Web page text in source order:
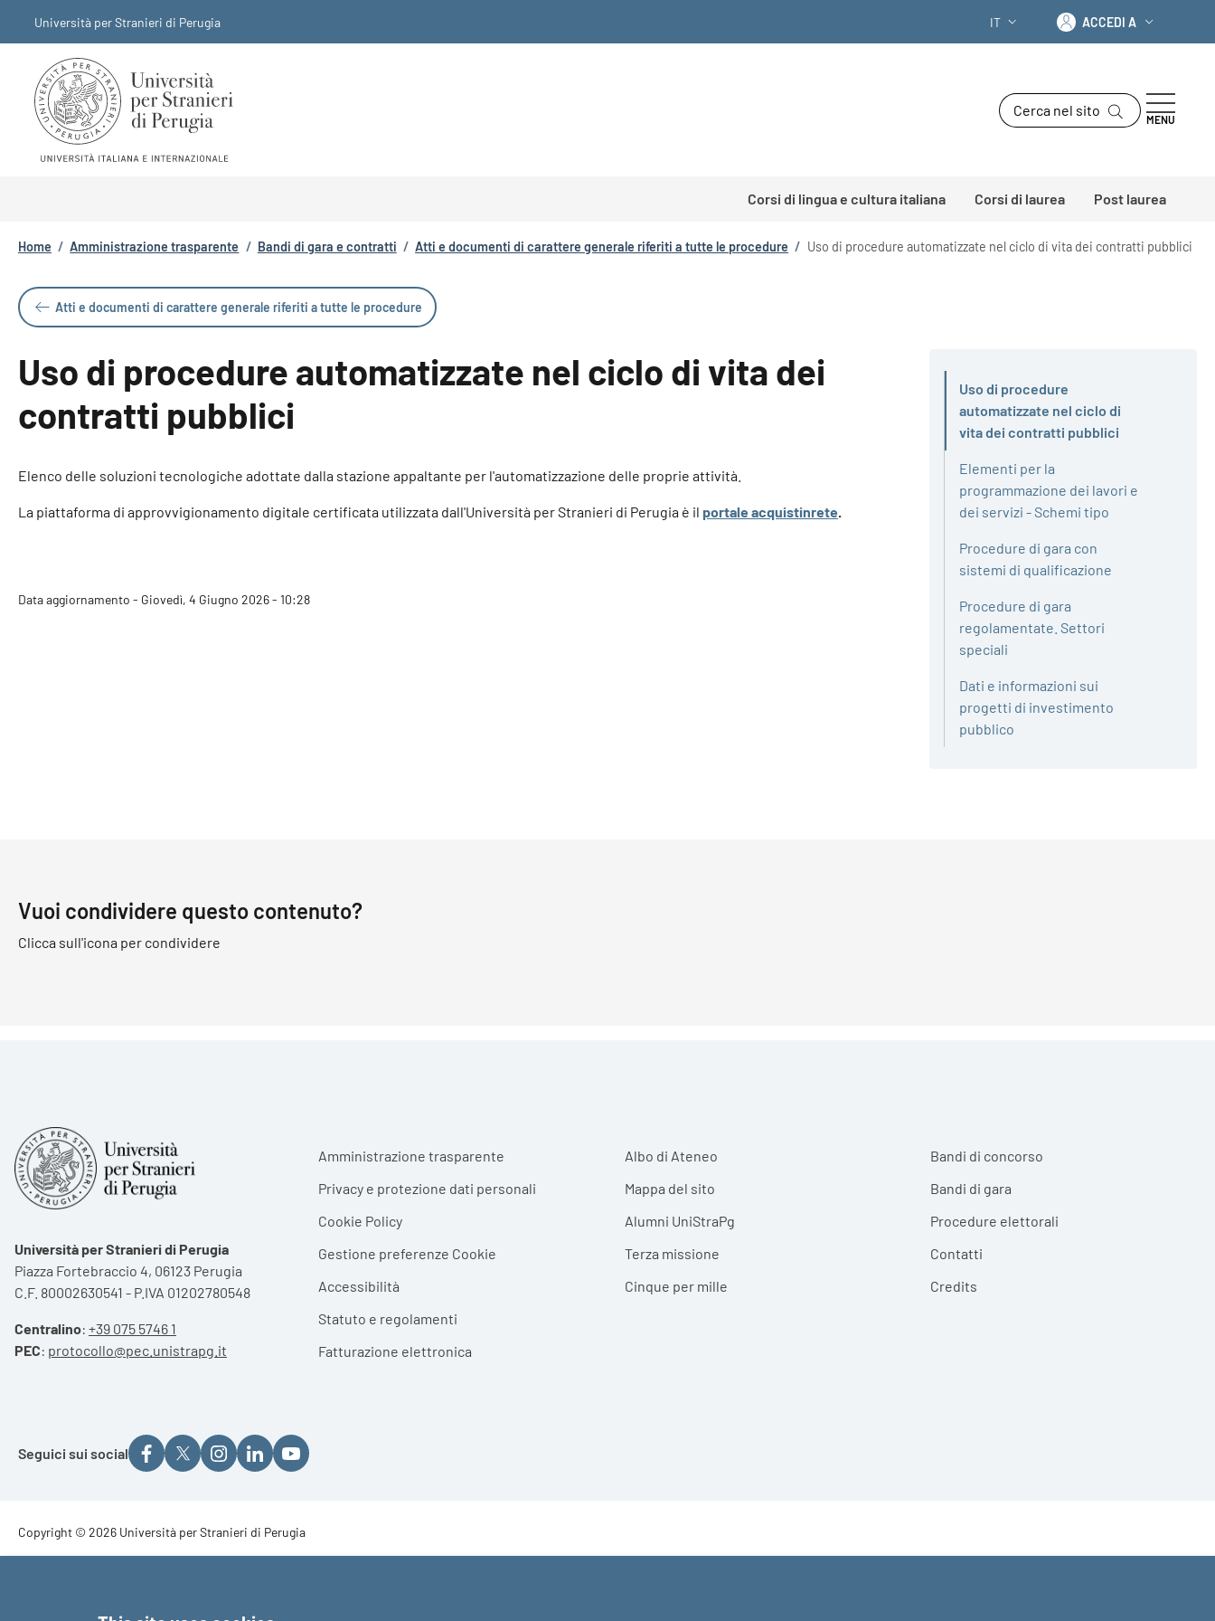
Università per Stranieri di Perugia
SELETTORE LINGUA: CURRENT
IT Accedi a
ACCEDI A
Cerca nel sito
MENU
Corsi di lingua e cultura italiana Corsi di laurea Post laurea
Briciole di pane
Home / Amministrazione trasparente / Bandi di gara e contratti / Atti e documenti di carattere generale riferiti a tutte le procedure / Uso di procedure automatizzate nel ciclo di vita dei contratti pubblici
Atti e documenti di carattere generale riferiti a tutte le procedure
Uso di procedure automatizzate nel ciclo di vita dei
contratti pubblici
Elenco delle soluzioni tecnologiche adottate dalla stazione appaltante per l'automatizzazione delle proprie attività.
La piattaforma di approvvigionamento digitale certificata utilizzata dall'Università per Stranieri di Perugia è il portale acquistinrete.
Data aggiornamento - Giovedì, 4 Giugno 2026 - 10:28
Uso di procedure
automatizzate nel ciclo di
vita dei contratti pubblici
Attivo
Elementi per la
programmazione dei lavori e
dei servizi - Schemi tipo
Procedure di gara con
sistemi di qualificazione
Procedure di gara
regolamentate. Settori
speciali
Dati e informazioni sui
progetti di investimento
pubblico
Vuoi condividere questo contenuto?
Clicca sull'icona per condividere
Università per Stranieri di Perugia
Piazza Fortebraccio 4, 06123 Perugia
C.F. 80002630541 - P.IVA 01202780548
Centralino: +39 075 5746 1
PEC: protocollo@pec.unistrapg.it
Footer menu
Amministrazione trasparente
Privacy e protezione dati personali
Cookie Policy
Gestione preferenze Cookie
Accessibilità
Statuto e regolamenti
Fatturazione elettronica
Albo di Ateneo
Mappa del sito
Alumni UniStraPg
Terza missione
Cinque per mille
Bandi di concorso
Bandi di gara
Procedure elettorali
Contatti
Credits
Seguici sui social
Footer - Copyright
Copyright © 2026 Università per Stranieri di Perugia